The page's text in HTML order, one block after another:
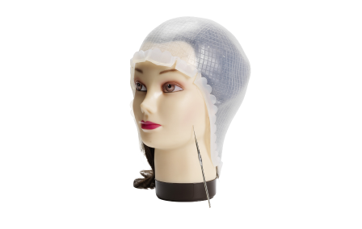
Wella Väteperoxid 12% Welloxon Perfect 1 Lit
289 kr 231,20 kr